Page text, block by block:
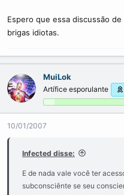
Espero que essa discussão
brigas idiotas.
MuiLok
Artífice esporulante
10/01/2007
Infected disse:
E de nada vale você ter
subconsciênte se seu